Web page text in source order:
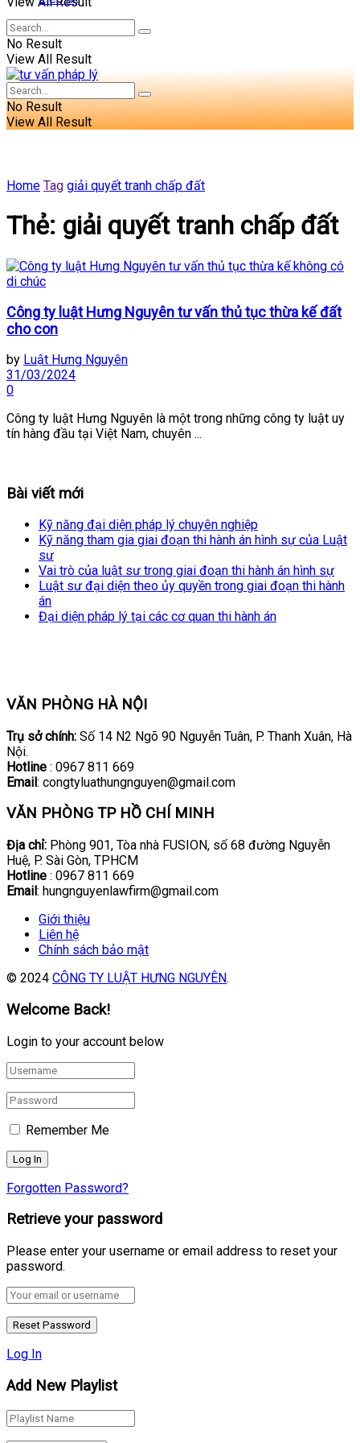
No Result
View All Result
No Result
View All Result
Home Tag giải quyết tranh chấp đất
Thẻ: giải quyết tranh chấp đất
Công ty luật Hưng Nguyên tư vấn thủ tục thừa kế đất
cho con
by Luật Hưng Nguyên
31/03/2024
0
Công ty luật Hưng Nguyên là một trong những công ty luật uy
tín hàng đầu tại Việt Nam, chuyên ...
Bài viết mới
Kỹ năng đại diện pháp lý chuyên nghiệp
Kỹ năng tham gia giai đoạn thi hành án hình sự của Luật
sư
Vai trò của luật sư trong giai đoạn thi hành án hình sự
Luật sư đại diện theo ủy quyền trong giai đoạn thi hành
án
Đại diện pháp lý tại các cơ quan thi hành án
VĂN PHÒNG HÀ NỘI
Trụ sở chính: Số 14 N2 Ngõ 90 Nguyễn Tuân, P. Thanh Xuân, Hà
Nội.
Hotline : 0967 811 669
Email: congtyluathungnguyen@gmail.com
VĂN PHÒNG TP HỒ CHÍ MINH
Địa chỉ: Phòng 901, Tòa nhà FUSION, số 68 đường Nguyễn
Huệ, P. Sài Gòn, TPHCM
Hotline : 0967 811 669
Email : hungnguyenlawfirm@gmail.com
Giới thiệu
Liên hệ
Chính sách bảo mật
© 2024 CÔNG TY LUẬT HƯNG NGUYÊN.
Welcome Back!
Login to your account below
Remember Me
Forgotten Password?
Retrieve your password
Please enter your username or email address to reset your
password.
Log In
Add New Playlist